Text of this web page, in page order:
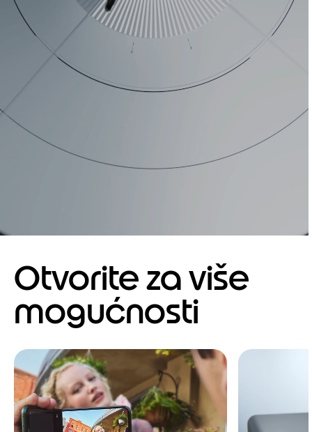
Otvorite za više
mogućnosti